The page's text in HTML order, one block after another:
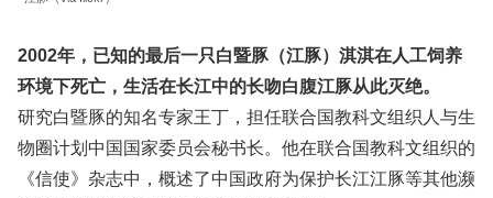
2002年，已知的最后一只白暨豚（江豚）淇淇在人工饲养
环境下死亡，生活在长江中的长吻白腹江豚从此灭绝。
研究白暨豚的知名专家王丁，担任联合国教科文组织人与生
物圈计划中国国家委员会秘书长。他在联合国教科文组织的
《信使》杂志中，概述了中国政府为保护长江江豚等其他濒